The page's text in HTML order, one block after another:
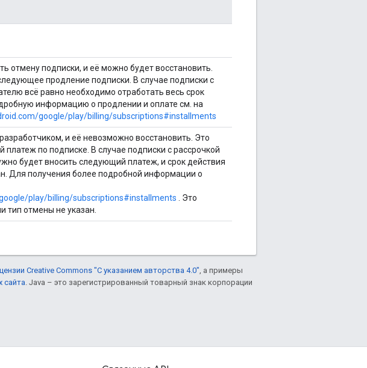
отмену подписки, и её можно будет восстановить.
продление подписки. В случае подписки с
всё равно необходимо отработать весь срок
информацию о продлении и оплате см. на
google/play/billing/subscriptions#installments
и её невозможно восстановить. Это
по подписке. В случае подписки с рассрочкой
будет вносить следующий платеж, и срок действия
Для получения более подробной информации о
play/billing/subscriptions#installments . Это
тип отмены не указан.
Creative Commons "С указанием авторства 4.0" , а примеры
сайта . Java – это зарегистрированный товарный знак корпорации